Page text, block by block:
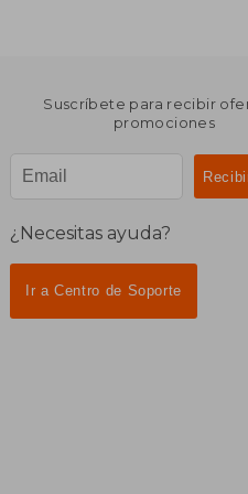
Suscríbete para recibir
promociones
¿Necesitas ayuda?
Ir a Centro de Soporte